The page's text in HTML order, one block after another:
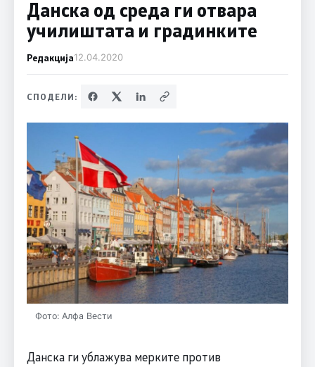
Данска од среда ги отвара
училиштата и градинките
Редакција12.04.2020
СПОДЕЛИ:
Фото: Алфа Вести
Данска ги ублажува мерките против